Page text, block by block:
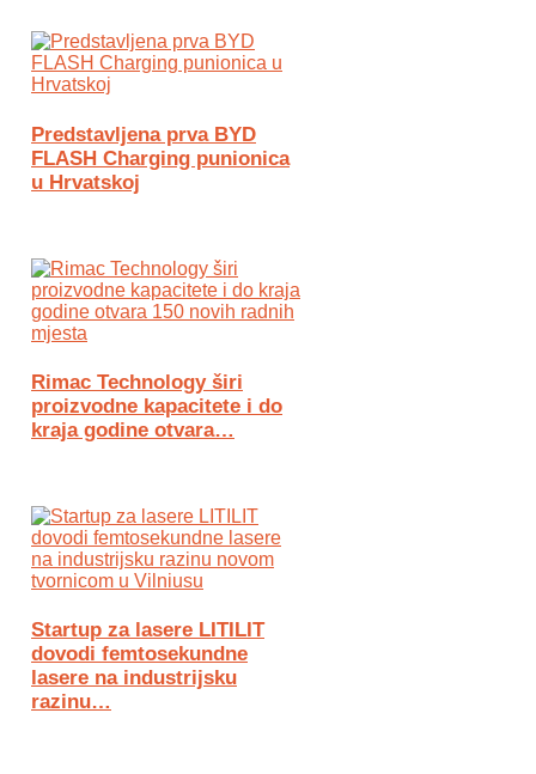
Predstavljena prva BYD
FLASH Charging punionica
u Hrvatskoj
Rimac Technology širi
proizvodne kapacitete i do
kraja godine otvara…
Startup za lasere LITILIT
dovodi femtosekundne
lasere na industrijsku
razinu…